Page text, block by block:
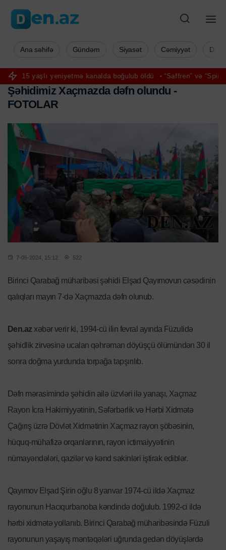
kanalda boğulub öldü “Saffren” və “Spirulina”da istifadəsi
Ana səhifə Gündəm Siyasət Cəmiyyət
Şəhidimiz Xaçmazda dəfn olundu -
FOTOLAR
7-05-2024, 15:12 522
Birinci Qarabağ müharibəsi şəhidi Elşad Qayımovun cəsədinin
qalıqları mayın 7-də Xaçmazda dəfn olunub.
Den.az xəbər verir ki, 1994-cü ilin fevral ayında Füzulidə
şəhidlik zirvəsinə ucalan qəhrəman döyüşçü ölümündən 30 il
sonra doğma yurdunda torpağa tapşırılıb.
Dəfn mərasimində şəhidin ailə üzvləri ilə yanaşı, Xaçmaz
Rayon İcra Hakimiyyətinin, Səfərbərlik və Hərbi Xidmətə
Çağırış üzrə Dövlət Xidmətinin Xaçmaz rayon şöbəsinin,
hüquq-mühafizə orqanlarının, rayon ictimaiyyətinin
nümayəndələri, qazilər və kənd sakinləri iştirak ediblər.
Qayımov Elşad Şirin oğlu 8 yanvar 1974-cü ildə Xaçmaz
rayonunun Hacıqurbanoba kəndində doğulub. 1992-ci ildə
hərbi xidmətə yollanıb. Birinci Qarabağ müharibəsində Füzuli
rayonunun yaşayış məntəqələri uğrunda gedən döyüşlərdə